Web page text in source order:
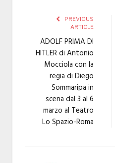
PREVIOUS
ARTICLE
ADOLF PRIMA DI
HITLER di Antonio
Mocciola con la
regia di Diego
Sommaripa in
scena dal 3 al 6
marzo al Teatro
Lo Spazio-Roma